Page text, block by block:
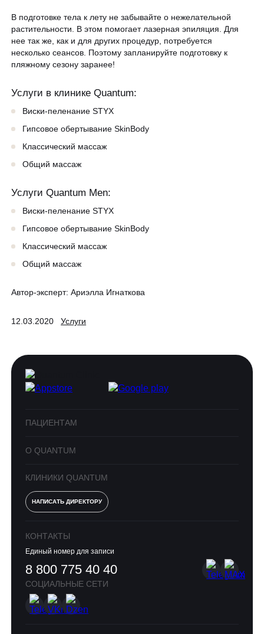
В подготовке тела к лету не забывайте о нежелательной
растительности. В этом помогает лазерная эпиляция. Для
нее так же, как и для других процедур, потребуется
несколько сеансов. Поэтому запланируйте подготовку к
пляжному сезону заранее!
Услуги в клинике Quantum:
Виски-пеленание STYX
Гипсовое обертывание SkinBody
Классический массаж
Общий массаж
Услуги Quantum Men:
Виски-пеленание STYX
Гипсовое обертывание SkinBody
Классический массаж
Общий массаж
Автор-эксперт:Ариэлла Игнаткова
12.03.2020 Услуги
ПАЦИЕНТАМ
О QUANTUM
КЛИНИКИ QUANTUM
НАПИСАТЬ ДИРЕКТОРУ
КОНТАКТЫ
Единый номер для записи
8 800 775 40 40
СОЦИАЛЬНЫЕ СЕТИ